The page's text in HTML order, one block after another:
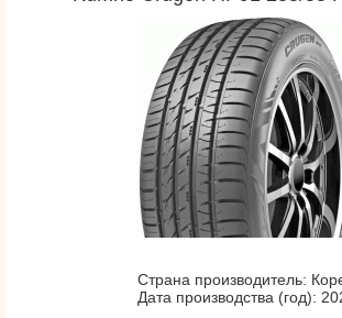
Страна производитель:
Дата производства (год):